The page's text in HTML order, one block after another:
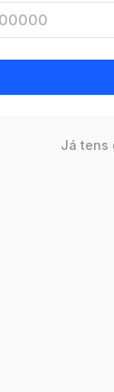
Já tens